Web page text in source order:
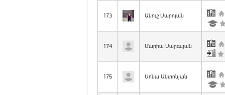
173 Անուշ Սարոյան
174 Մարիա Սարգսյան
175 Սոնա Անտոնյան